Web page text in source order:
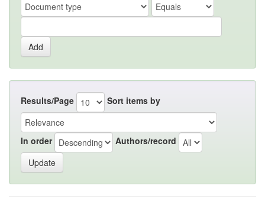
Results/Page Sort items by
In order Authors/record